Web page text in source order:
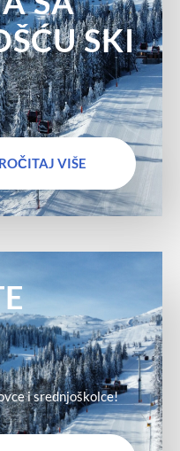
SKI
VIŠE
i srednjoškolce!